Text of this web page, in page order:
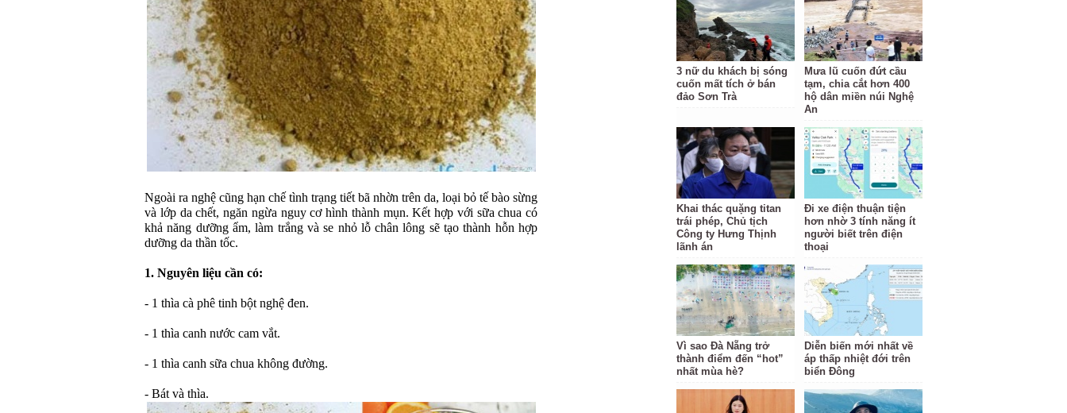
Ngoài ra nghệ cũng hạn chế tình trạng tiết bã nhờn trên da, loại bỏ tế bào sừng
và lớp da chết, ngăn ngừa nguy cơ hình thành mụn. Kết hợp với sữa chua có
khả năng dưỡng ẩm, làm trắng và se nhỏ lỗ chân lông sẽ tạo thành hỗn hợp
dưỡng da thần tốc.
1. Nguyên liệu cần có:
- 1 thìa cà phê tinh bột nghệ đen.
- 1 thìa canh nước cam vắt.
- 1 thìa canh sữa chua không đường.
- Bát và thìa.
3 nữ du khách bị sóng
cuốn mất tích ở bán
đảo Sơn Trà
Mưa lũ cuốn đứt cầu
tạm, chia cắt hơn 400
hộ dân miền núi Nghệ
An
Khai thác quặng titan
trái phép, Chủ tịch
Công ty Hưng Thịnh
lãnh án
Đi xe điện thuận tiện
hơn nhờ 3 tính năng ít
người biết trên điện
thoại
Vì sao Đà Nẵng trở
thành điểm đến “hot”
nhất mùa hè?
Diễn biến mới nhất về
áp thấp nhiệt đới trên
biển Đông